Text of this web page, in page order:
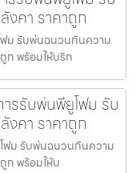
คา ราคาถูก
ฟม รับพ่นฉนวนกันความ
ก พร้อมให้บริก
รรับพ่นพียูโฟม รับ
คา ราคาถูก
ฟม รับพ่นฉนวนกันความ
ก พร้อมให้บ